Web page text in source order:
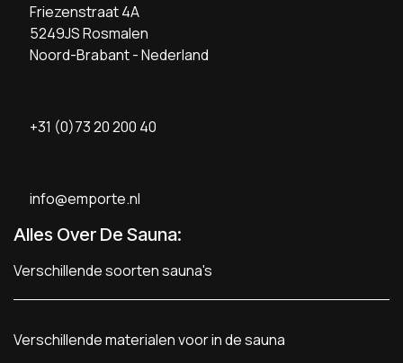
Friezenstraat 4A
5249JS Rosmalen
Noord-Brabant - Nederland
+31 (0)73 20 200 40
info@emporte.nl
Alles Over De Sauna:
Verschillende soorten sauna's
Verschillende materialen voor in de sauna